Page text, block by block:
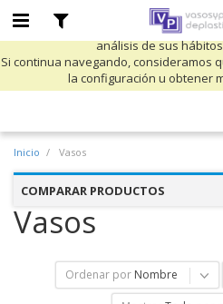
Utilizamos cookies propias y de
y mostrarle publicidad relacionada
análisis de sus
Si continua navegando, consideramos
la configuración u obtener
Inicio Vasos
COMPARAR PRODUCTOS
Vasos
Ordenar por Nombre